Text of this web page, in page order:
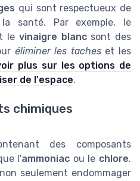
qui sont respectueux de
santé. Par exemple, le
le vinaigre blancsont des
éliminer les tacheset les
plus sur les options de
de l'espace.
chimiques
des composants
l'ammoniac ou le chlore.
seulement endommager